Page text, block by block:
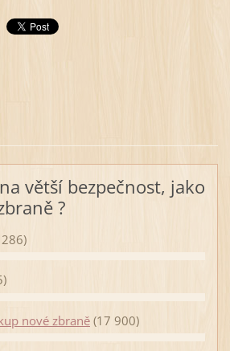
větší bezpečnost, jako
?
nové zbraně (17 900)